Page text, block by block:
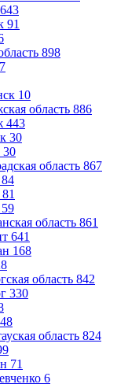
643
91
898
10
область 886
443
30
30
область 867
84
81
59
область 861
641
168
область 842
330
48
область 824
71
6